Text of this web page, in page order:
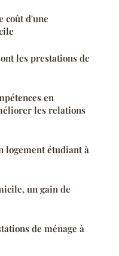
coût d'une
les prestations de
en
les relations
logement étudiant à
un gain de
de ménage à